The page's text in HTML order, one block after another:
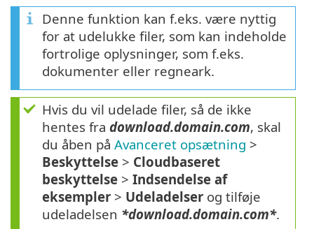
Denne funktion kan f.eks. være nyttig
for at udelukke filer, som kan indeholde
fortrolige oplysninger, som f.eks.
dokumenter eller regneark.
Hvis du vil udelade filer, så de ikke
hentes fra download.domain.com, skal
du åben på Avanceret opsætning >
Beskyttelse > Cloudbaseret
beskyttelse > Indsendelse af
eksempler > Udeladelser og tilføje
udeladelsen *download.domain.com*.